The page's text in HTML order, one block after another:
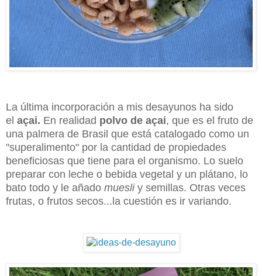
La última incorporación a mis desayunos ha sido
el açai. En realidad polvo de açai, que es el fruto de
una palmera de Brasil que está catalogado como un
"superalimento" por la cantidad de propiedades
beneficiosas que tiene para el organismo. Lo suelo
preparar con leche o bebida vegetal y un plátano, lo
bato todo y le añado muesliy semillas. Otras veces
frutas, o frutos secos...la cuestión es ir variando.